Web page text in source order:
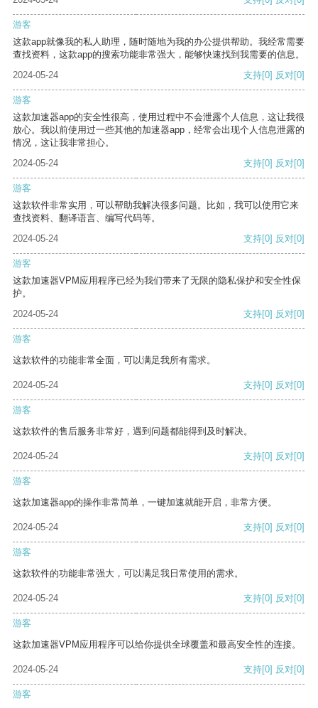
游客
这款app就像我的私人助理，随时随地为我的办公提供帮助。我经常需要
查找资料，这款app的搜索功能非常强大，能够快速找到我需要的信息。
2024-05-24
支持[0] 反对[0]
游客
这款加速器app的安全性很高，使用过程中不会泄露个人信息，这让我很
放心。我以前使用过一些其他的加速器app，经常会出现个人信息泄露的
情况，这让我非常担心。
2024-05-24
支持[0] 反对[0]
游客
这款软件非常实用，可以帮助我解决很多问题。比如，我可以使用它来
查找资料、翻译语言、编写代码等。
2024-05-24
支持[0] 反对[0]
游客
这款加速器VPM应用程序已经为我们带来了无限的隐私保护和安全性保
护。
2024-05-24
支持[0] 反对[0]
游客
这款软件的功能非常全面，可以满足我所有需求。
2024-05-24 支持[0] 反对[0]
游客
这款软件的售后服务非常好，遇到问题都能得到及时解决。
2024-05-24 支持[0] 反对[0]
游客
这款加速器app的操作非常简单，一键加速就能开启，非常方便。
2024-05-24 支持[0] 反对[0]
游客
这款软件的功能非常强大，可以满足我日常使用的需求。
2024-05-24 支持[0] 反对[0]
游客
这款加速器VPM应用程序可以给你提供全球覆盖和最高安全性的连接。
2024-05-24 支持[0] 反对[0]
游客